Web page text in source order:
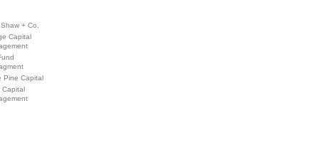
+ Co.
Capital
Pine Capital
Capital